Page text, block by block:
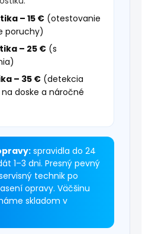
– 15 € (otestovanie
poruchy)
– 25 € (s
– 35 € (detekcia
doske a náročné
spravidla do 24
1–3 dni. Presný pevný
technik po
opravy. Väčšinu
skladom v